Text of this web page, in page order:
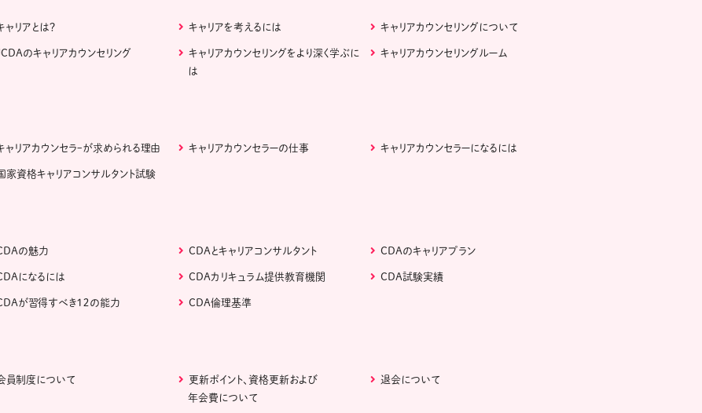
ャリアとは？ キャリアを考えるには キャリアカウンセリングについて
のキャリアカウンセリング
キャリアカウンセリングをより深く学ぶに
は
キャリアカウンセリングルーム
ャリアカウンセラｰが求められる理由 キャリアカウンセラーの仕事 キャリアカウンセラーになるには
家資格キャリアコンサルタント試験
の魅力 CDAとキャリアコンサルタント CDAのキャリアプラン
になるには CDAカリキュラム提供教育機関 CDA試験実績
が習得すべき１２の能力 CDA倫理基準
員制度について
更新ポイント、資格更新および
年会費について
退会について